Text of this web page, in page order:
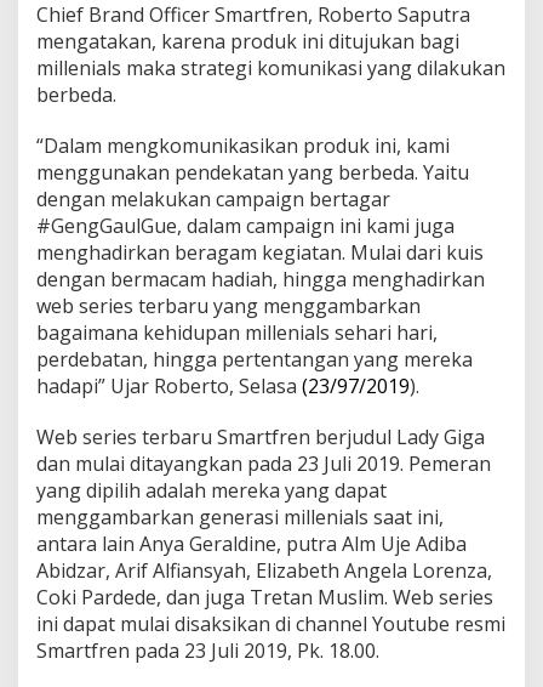
Chief Brand Officer Smartfren, Roberto Saputra
mengatakan, karena produk ini ditujukan bagi
millenials maka strategi komunikasi yang dilakukan
berbeda.
“Dalam mengkomunikasikan produk ini, kami
menggunakan pendekatan yang berbeda. Yaitu
dengan melakukan campaign bertagar
#GengGaulGue, dalam campaign ini kami juga
menghadirkan beragam kegiatan. Mulai dari kuis
dengan bermacam hadiah, hingga menghadirkan
web series terbaru yang menggambarkan
bagaimana kehidupan millenials sehari hari,
perdebatan, hingga pertentangan yang mereka
hadapi” Ujar Roberto, Selasa (23/97/2019).
Web series terbaru Smartfren berjudul Lady Giga
dan mulai ditayangkan pada 23 Juli 2019. Pemeran
yang dipilih adalah mereka yang dapat
menggambarkan generasi millenials saat ini,
antara lain Anya Geraldine, putra Alm Uje Adiba
Abidzar, Arif Alfiansyah, Elizabeth Angela Lorenza,
Coki Pardede, dan juga Tretan Muslim. Web series
ini dapat mulai disaksikan di channel Youtube resmi
Smartfren pada 23 Juli 2019, Pk. 18.00.